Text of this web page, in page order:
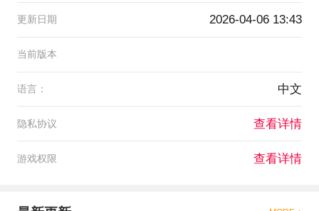
更新日期 2026-04-06 13:43
当前版本
语言： 中文
隐私协议 查看详情
游戏权限 查看详情